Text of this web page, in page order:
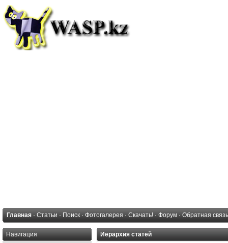
Главная · Статьи · Поиск · Фотогалерея · Скачать! · Форум · Обратная связь
Навигация Иерархия статей